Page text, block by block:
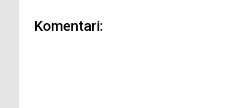
Komentari: